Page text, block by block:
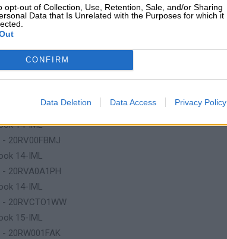
opt-out of Collection, Use, Retention, Sale, and/or Sharing
Data that Is Unrelated with the Purposes for which it
CONFIRM
Data Deletion Data Access Privacy Policy
20RV00C6AU
14-IML
20RV00C7AU
14-IML
20RV00C8AU
14-IML
20RV00FBMJ
14-IML
20RVA0A1PH
14-IML
20RVCTO1WW
15-IML
20RW001FAK